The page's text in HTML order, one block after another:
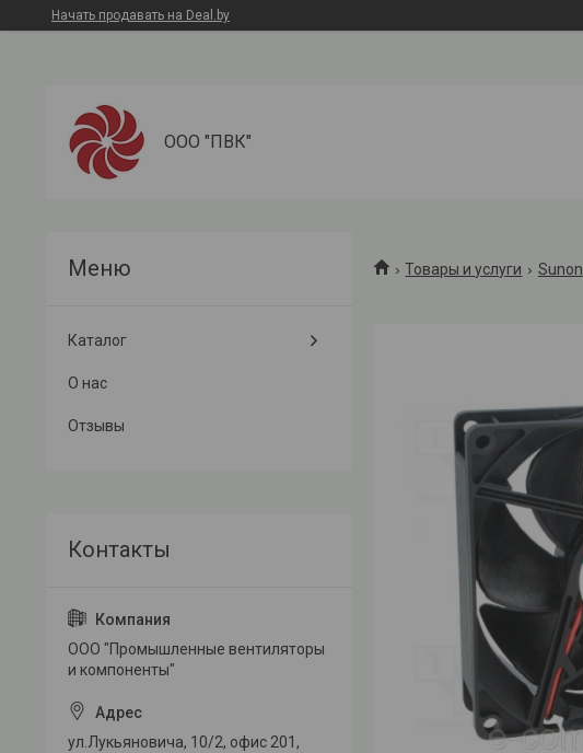
Начать продавать на Deal.by
ООО "ПВК"
Товары и услуги Sunon
Каталог
О нас
Отзывы
ООО "Промышленные вентиляторы
и компоненты"
ул.Лукьяновича, 10/2, офис 201,